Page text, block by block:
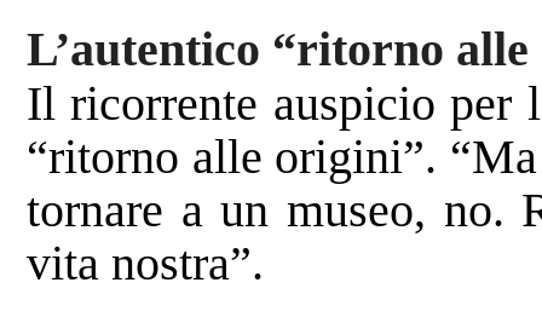
L’autentico “ritorno
Il ricorrente auspicio per
“ritorno alle origini”.
tornare a un museo, no.
vita nostra”.